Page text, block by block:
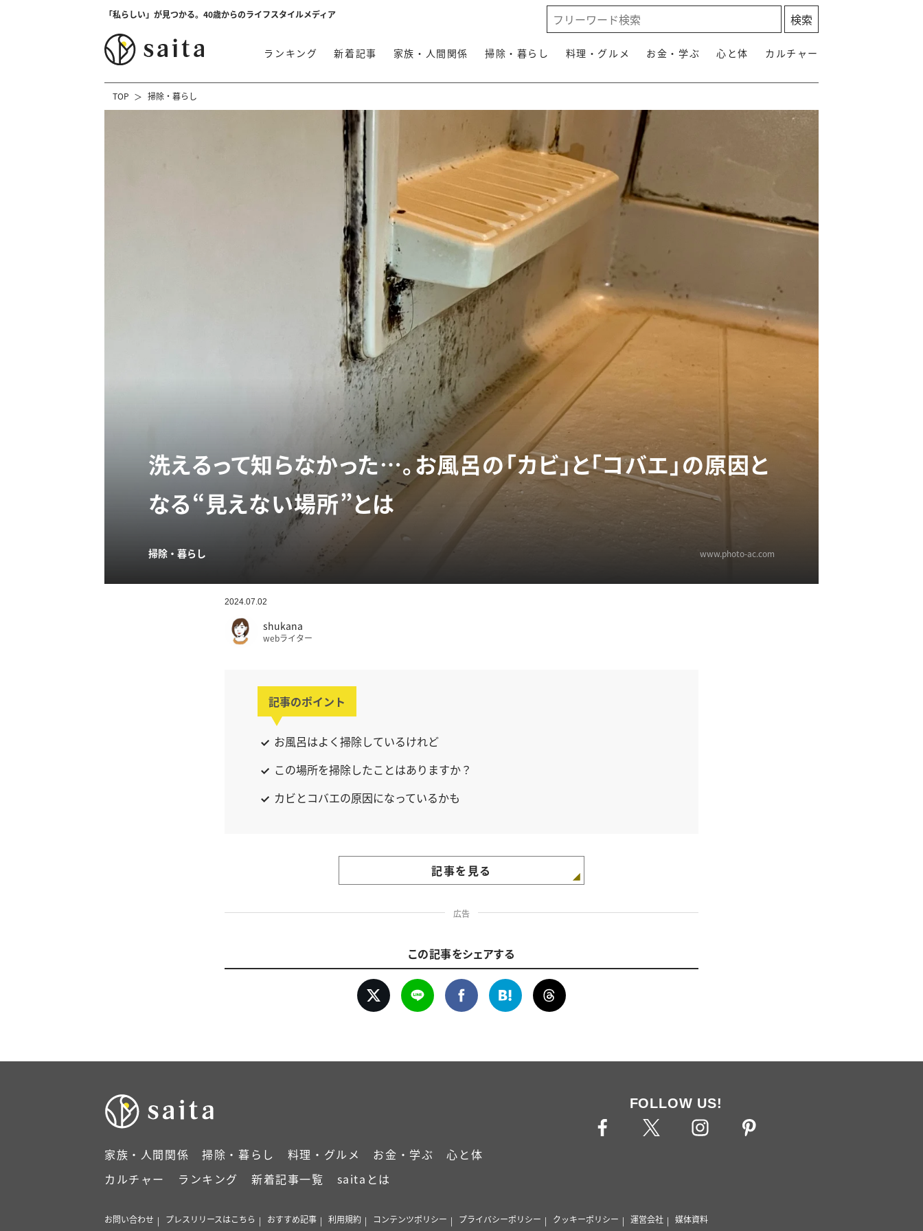
「私らしい」が見つかる。40歳からのライフスタイルメディア
ランキング 新着記事 家族・人間関係 掃除・暮らし 料理・グルメ お金・学ぶ 心と体 カルチャー
TOP 掃除・暮らし
洗えるって知らなかった…。お風呂の「カビ」と「コバエ」の原因と
なる“見えない場所”とは
掃除・暮らし www.photo-ac.com
2024.07.02
shukana
webライター
記事のポイント
お風呂はよく掃除しているけれど
この場所を掃除したことはありますか？
カビとコバエの原因になっているかも
記事を見る
広告
この記事をシェアする
家族・人間関係 掃除・暮らし 料理・グルメ お金・学ぶ
心と体
カルチャー
ランキング 新着記事一覧 saitaとは
FOLLOW US!
お問い合わせ プレスリリースはこちら おすすめ記事 利用規約 コンテンツポリシー プライバシーポリシー クッキーポリシー 運営会社 媒体資料